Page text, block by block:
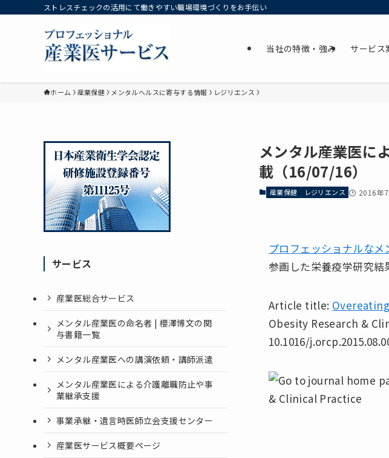
ストレスチェックの活用にて働きやすい職場環境づくりをお手伝い
当社の特徴・強み サービス
ホーム 産業保健 メンタルヘルスに寄与する情報 レジリエンス
メンタル産業医に
載（16/07/16）
産業保健 レジリエンス 2016年
プロフェッショナルな
参画した栄養疫学研究結
Article title:
Obesity Research &
10.1016/
サービス
産業医総合サービス
メンタル産業医の命名者 | 櫻澤博文の関
与書籍一覧
メンタル産業医への講演依頼・講師派遣
メンタル産業医による介護離職防止や事
業継承支援
事業承継・遺言時医師立会支援センター
産業医サービス概要ページ